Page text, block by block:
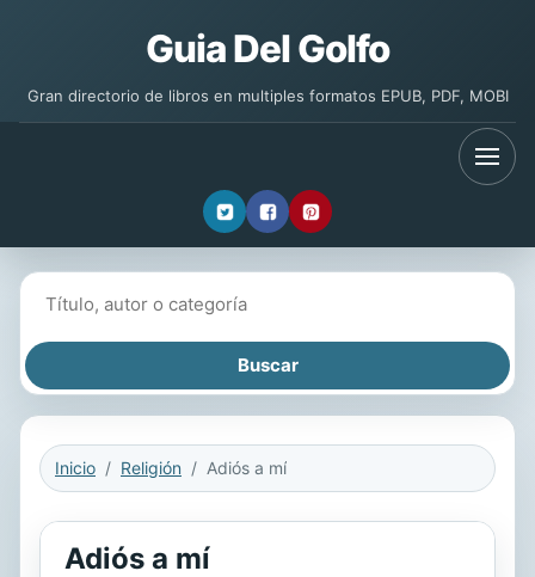
Guia Del Golfo
Gran directorio de libros en multiples formatos EPUB, PDF, MOBI
Inicio Religión Adiós a mí
Adiós a mí